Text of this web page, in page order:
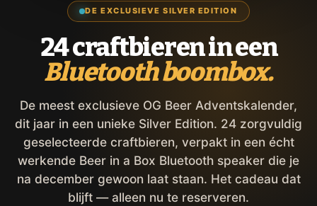
DE EXCLUSIEVE SILVER EDITION
24 craftbieren in een
Bluetooth boombox.
De meest exclusieve OG Beer Adventskalender,
dit jaar in een unieke Silver Edition. 24 zorgvuldig
geselecteerde craftbieren, verpakt in een écht
werkende Beer in a Box Bluetooth speaker die je
na december gewoon laat staan. Het cadeau dat
blijft — alleen nu te reserveren.